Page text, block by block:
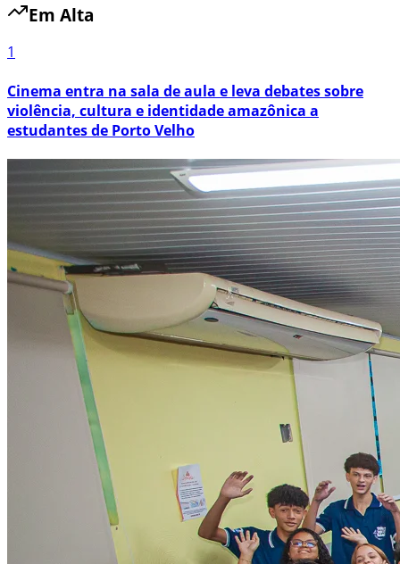
Em Alta
1
Cinema entra na sala de aula e leva debates sobre
violência, cultura e identidade amazônica a
estudantes de Porto Velho